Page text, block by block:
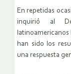
En repetidas
inquirió al
latinoamericanos
han sido los
una respuesta